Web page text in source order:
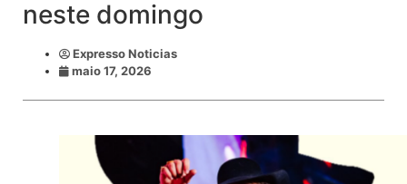
neste domingo
Expresso Noticias
maio 17, 2026